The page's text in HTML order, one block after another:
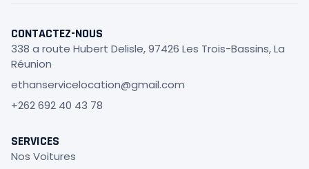
CONTACTEZ-NOUS
338 a route Hubert Delisle, 97426 Les Trois-Bassins, La
Réunion
ethanservicelocation@gmail.com
+262 692 40 43 78
SERVICES
Nos Voitures